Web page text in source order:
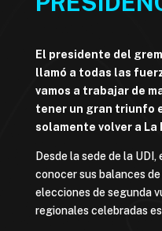
El presidente del
llamó a todas las
vamos a trabajar de
tener un gran triunfo
solamente volver a La
Desde la sede de la
conocer sus balances
elecciones de segunda
regionales celebradas